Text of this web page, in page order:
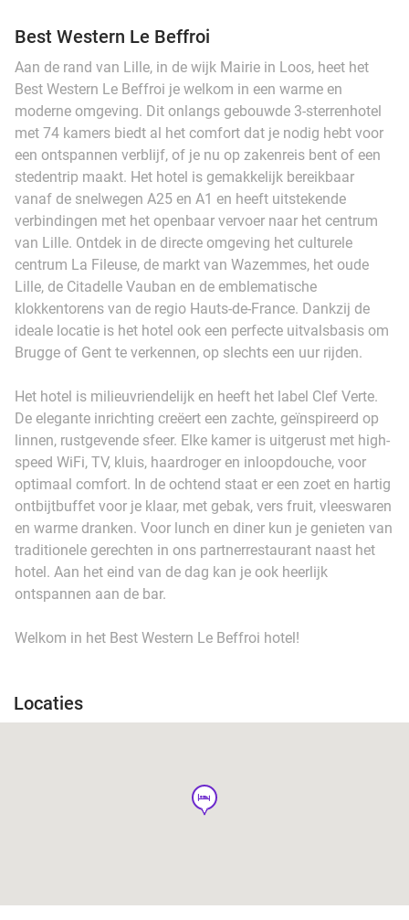
Best Western Le Beffroi
Aan de rand van Lille, in de wijk Mairie in Loos, heet het
Best Western Le Beffroi je welkom in een warme en
moderne omgeving. Dit onlangs gebouwde 3-sterrenhotel
met 74 kamers biedt al het comfort dat je nodig hebt voor
een ontspannen verblijf, of je nu op zakenreis bent of een
stedentrip maakt. Het hotel is gemakkelijk bereikbaar
vanaf de snelwegen A25 en A1 en heeft uitstekende
verbindingen met het openbaar vervoer naar het centrum
van Lille. Ontdek in de directe omgeving het culturele
centrum La Fileuse, de markt van Wazemmes, het oude
Lille, de Citadelle Vauban en de emblematische
klokkentorens van de regio Hauts-de-France. Dankzij de
ideale locatie is het hotel ook een perfecte uitvalsbasis om
Brugge of Gent te verkennen, op slechts een uur rijden.
Het hotel is milieuvriendelijk en heeft het label Clef Verte.
De elegante inrichting creëert een zachte, geïnspireerd op
linnen, rustgevende sfeer. Elke kamer is uitgerust met high-
speed WiFi, TV, kluis, haardroger en inloopdouche, voor
optimaal comfort. In de ochtend staat er een zoet en hartig
ontbijtbuffet voor je klaar, met gebak, vers fruit, vleeswaren
en warme dranken. Voor lunch en diner kun je genieten van
traditionele gerechten in ons partnerrestaurant naast het
hotel. Aan het eind van de dag kan je ook heerlijk
ontspannen aan de bar.
Welkom in het Best Western Le Beffroi hotel!
Locaties
hotel